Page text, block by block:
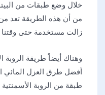
خلال وضع طبقات من
من أن هذه الطريقة تعد من
زالت مستخدمة حتى وقتنا
وهناك أيضاً طريقة الروبة
أفضل طرق العزل المائي
طبقة من الروبة